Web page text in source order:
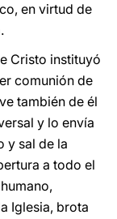
en virtud de
Cristo instituyó
comunión de
también de él
y lo envía
y sal de la
a todo el
Iglesia, brota